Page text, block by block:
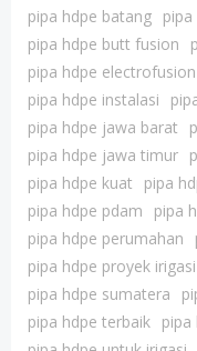
pipa hdpe batang
pipa hdpe butt fusion
pipa hdpe electrofusion
pipa hdpe instalasi
pipa hdpe jawa barat
pipa hdpe jawa timur
pipa hdpe kuat
pipa
pipa hdpe pdam
pipa
pipa hdpe perumahan
pipa hdpe proyek irigasi
pipa hdpe sumatera
pipa hdpe terbaik pipa